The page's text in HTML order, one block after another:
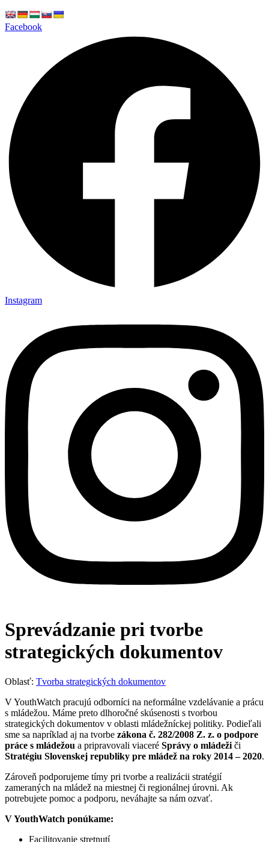
Facebook
Instagram
Sprevádzanie pri tvorbe
strategických dokumentov
Oblasť: Tvorba strategických dokumentov
V YouthWatch pracujú odborníci na neformálne vzdelávanie a prácu
s mládežou. Máme preto dlhoročné skúsenosti s tvorbou
strategických dokumentov v oblasti mládežníckej politiky. Podieľali
sme sa napríklad aj na tvorbe zákona č. 282/2008 Z. z. o podpore
práce s mládežou a pripravovali viaceré Správy o mládeži či
Stratégiu Slovenskej republiky pre mládež na roky 2014 – 2020.
Zároveň podporujeme tímy pri tvorbe a realizácii stratégií
zameraných na mládež na miestnej či regionálnej úrovni. Ak
potrebujete pomoc a podporu, neváhajte sa nám ozvať.
V YouthWatch ponúkame:
Facilitovanie stretnutí